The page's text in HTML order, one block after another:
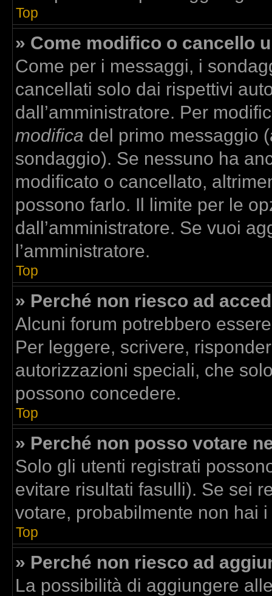
Top
» Come modifico o cancello
Come per i messaggi, i
cancellati solo dai rispettivi
dall’amministratore. Per
modifica del primo messaggio
sondaggio). Se nessuno ha
modificato o cancellato,
possono farlo. Il limite per le
dall’amministratore. Se vuoi
l’amministratore.
Top
» Perché non riesco ad
Alcuni forum potrebbero
Per leggere, scrivere,
autorizzazioni speciali, che
possono concedere.
Top
» Perché non posso votare
Solo gli utenti registrati
evitare risultati fasulli). Se sei
votare, probabilmente non hai
Top
» Perché non riesco ad
La possibilità di aggiungere